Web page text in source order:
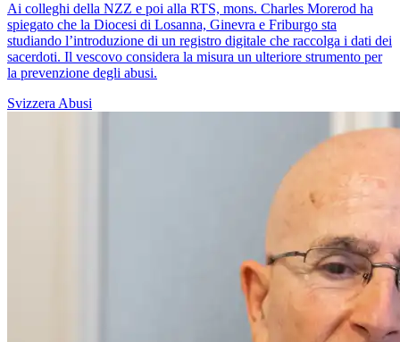
Ai colleghi della NZZ e poi alla RTS, mons. Charles Morerod ha
spiegato che la Diocesi di Losanna, Ginevra e Friburgo sta
studiando l’introduzione di un registro digitale che raccolga i dati dei
sacerdoti. Il vescovo considera la misura un ulteriore strumento per
la prevenzione degli abusi.
Svizzera Abusi